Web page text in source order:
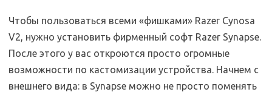
Чтобы пользоваться всеми «фишками» Razer Cynosa
V2, нужно установить фирменный софт Razer Synapse.
После этого у вас откроются просто огромные
возможности по кастомизации устройства. Начнем с
внешнего вида: в Synapse можно не просто поменять